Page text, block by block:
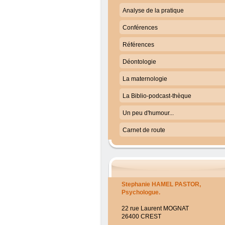
Analyse de la pratique
Conférences
Références
Déontologie
La maternologie
La Biblio-podcast-thèque
Un peu d'humour...
Carnet de route
Stephanie HAMEL PASTOR,
Psychologue.
22 rue Laurent MOGNAT
26400 CREST